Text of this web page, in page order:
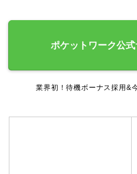
ポケットワーク公
業界初！待機ボーナス採用&